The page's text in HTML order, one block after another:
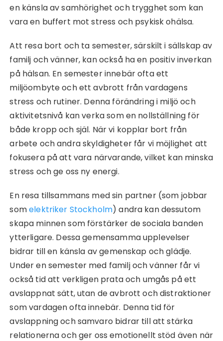
en känsla av samhörighet och trygghet som kan
vara en buffert mot stress och psykisk ohälsa.
Att resa bort och ta semester, särskilt i sällskap av
familj och vänner, kan också ha en positiv inverkan
på hälsan. En semester innebär ofta ett
miljöombyte och ett avbrott från vardagens
stress och rutiner. Denna förändring i miljö och
aktivitetsnivå kan verka som en nollställning för
både kropp och själ. När vi kopplar bort från
arbete och andra skyldigheter får vi möjlighet att
fokusera på att vara närvarande, vilket kan minska
stress och ge oss ny energi.
En resa tillsammans med sin partner (som jobbar
somelektriker Stockholm) andra kan dessutom
skapa minnen som förstärker de sociala banden
ytterligare. Dessa gemensamma upplevelser
bidrar till en känsla av gemenskap och glädje.
Under en semester med familj och vänner får vi
också tid att verkligen prata och umgås på ett
avslappnat sätt, utan de avbrott och distraktioner
som vardagen ofta innebär. Denna tid för
avslappning och samvaro bidrar till att stärka
relationerna och ger oss emotionellt stöd även när